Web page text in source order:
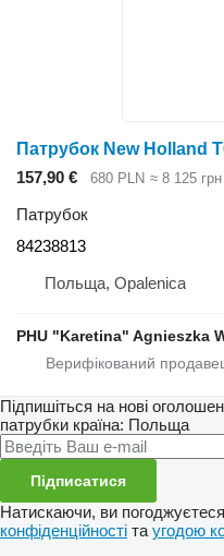
157,90 € 680 PLN ≈ 8 125 грн
Патрубок
84238813
Польща, Opalenica
PHU "Karetina" Agnieszka
Підпишіться на нові
патрубки країна: Польща
Підписатися
Натискаючи, ви
конфіденційності таугодою